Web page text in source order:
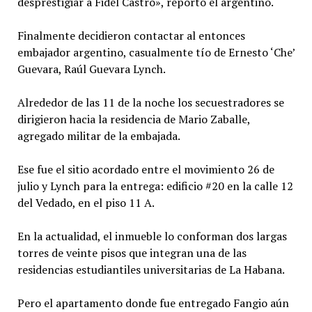
Finalmente decidieron contactar al entonces
embajador argentino, casualmente tío de Ernesto ‘Che’
Guevara, Raúl Guevara Lynch.
Alrededor de las 11 de la noche los secuestradores se
dirigieron hacia la residencia de Mario Zaballe,
agregado militar de la embajada.
Ese fue el sitio acordado entre el movimiento 26 de
julio y Lynch para la entrega: edificio #20 en la calle 12
del Vedado, en el piso 11 A.
En la actualidad, el inmueble lo conforman dos largas
torres de veinte pisos que integran una de las
residencias estudiantiles universitarias de La Habana.
Pero el apartamento donde fue entregado Fangio aún